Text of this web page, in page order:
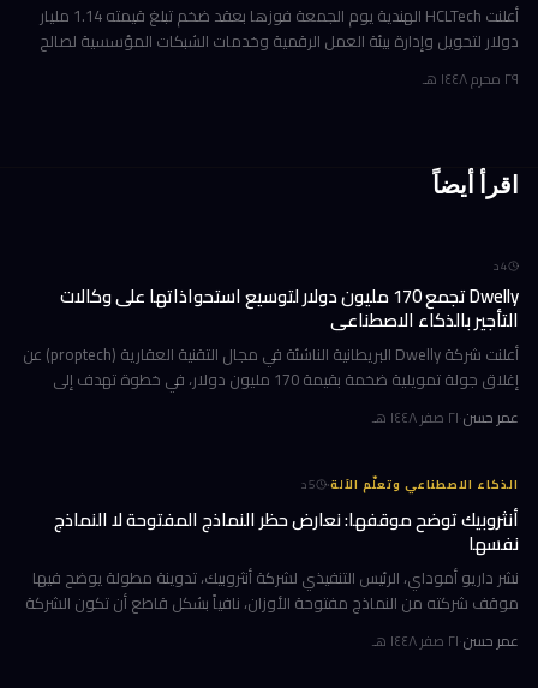
أعلنت HCLTech الهندية يوم الجمعة فوزها بعقد ضخم تبلغ قيمته 1.14 مليار
دولار لتحويل وإدارة بيئة العمل الرقمية وخدمات الشبكات المؤسسية لصالح
٢٩ محرم ١٤٤٨ هـ
اقرأ أيضاً
4د
Dwelly تجمع 170 مليون دولار لتوسيع استحواذاتها على وكالات
التأجير بالذكاء الاصطناعي
أعلنت شركة Dwelly البريطانية الناشئة في مجال التقنية العقارية (proptech) عن
إغلاق جولة تمويلية ضخمة بقيمة 170 مليون دولار، في خطوة تهدف إلى
عمر حسن·٢١ صفر ١٤٤٨ هـ
الذكاء الاصطناعي وتعلّم الآلة·
5د
أنثروبيك توضح موقفها: نعارض حظر النماذج المفتوحة لا النماذج
نفسها
نشر داريو أموداي، الرئيس التنفيذي لشركة أنثروبيك، تدوينة مطولة يوضح فيها
موقف شركته من النماذج مفتوحة الأوزان، نافياً بشكل قاطع أن تكون الشركة
عمر حسن·٢١ صفر ١٤٤٨ هـ